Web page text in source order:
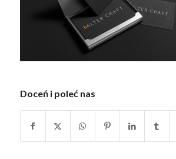
Doceń i poleć nas